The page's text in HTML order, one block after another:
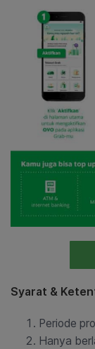
Syarat &
Periode
Hanya